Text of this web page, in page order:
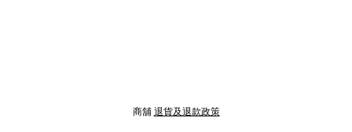
商舖 退貨及退款政策